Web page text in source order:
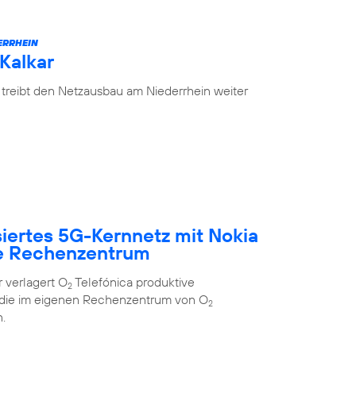
den Netzausbau am Niederrhein weiter
5G-Kernnetz mit Nokia
Rechenzentrum
verlagert O2 Telefónica produktive
im eigenen Rechenzentrum von O2